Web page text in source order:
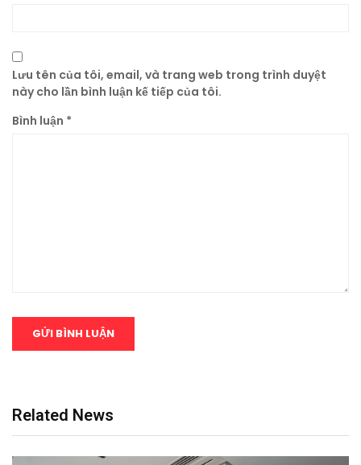
Lưu tên của tôi, email, và trang web trong trình duyệt
này cho lần bình luận kế tiếp của tôi.
Bình luận *
Related News